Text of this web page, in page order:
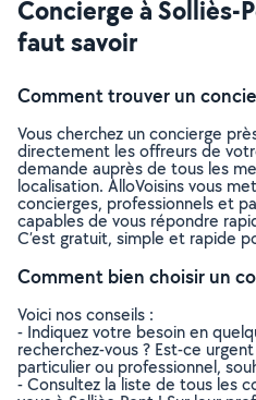
Concierge à Solliès-
faut savoir
Comment trouver un
Vous cherchez un concierge
directement les offreurs de
demande auprès de tous les
localisation. AlloVoisins vous
concierges, professionnels et
capables de vous répondre
C’est gratuit, simple et rapide
Comment bien choisir un
Voici nos conseils :
- Indiquez votre besoin en
recherchez-vous ? Est-ce
particulier ou professionnel,
- Consultez la liste de tous les